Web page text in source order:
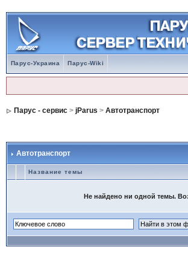
Парус-Украина Парус-Wiki
Парус - сервис> jParus > Автотранспорт
Автотранспорт
Название темы
Не найдено ни одной темы.